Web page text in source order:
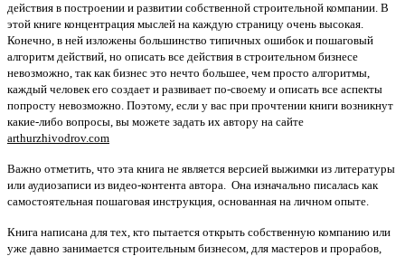
действия в построении и развитии собственной строительной компании. В
этой книге концентрация мыслей на каждую страницу очень высокая.
Конечно, в ней изложены большинство типичных ошибок и пошаговый
алгоритм действий, но описать все действия в строительном бизнесе
невозможно, так как бизнес это нечто большее, чем просто алгоритмы,
каждый человек его создает и развивает по-своему и описать все аспекты
попросту невозможно. Поэтому, если у вас при прочтении книги возникнут
какие-либо вопросы, вы можете задать их автору на сайте
arthurzhivodrov.com
Важно отметить, что эта книга не является версией выжимки из литературы
или аудиозаписи из видео-контента автора. Она изначально писалась как
самостоятельная пошаговая инструкция, основанная на личном опыте.
Книга написана для тех, кто пытается открыть собственную компанию или
уже давно занимается строительным бизнесом, для мастеров и прорабов,